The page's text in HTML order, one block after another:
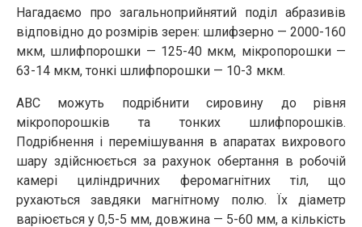
Нагадаємо про загальноприйнятий поділ абразивів
відповідно до розмірів зерен: шлифзерно — 2000-160
мкм, шлифпорошки — 125-40 мкм, мікропорошки —
63-14 мкм, тонкі шлифпорошки — 10-3 мкм.
АВС можуть подрібнити сировину до рівня
мікропорошків та тонких шлифпорошків.
Подрібнення і перемішування в апаратах вихрового
шару здійснюється за рахунок обертання в робочій
камері циліндричних феромагнітних тіл, що
рухаються завдяки магнітному полю. Їх діаметр
варіюється у 0,5-5 мм, довжина — 5-60 мм, а кількість